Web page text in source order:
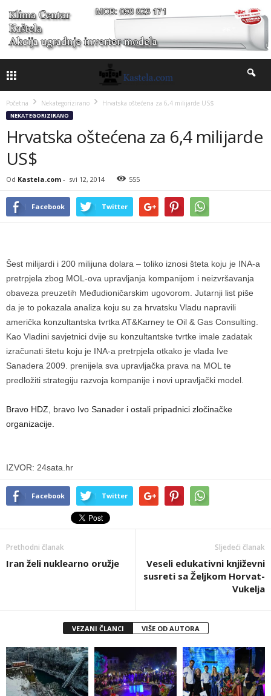
Početna Nekategorizirano Hrvatska oštećena za 6,4 milijarde US$
NEKATEGORIZIRANO
Hrvatska oštećena za 6,4 milijarde
US$
Od Kastela.com - svi 12, 2014 555
Facebook Twitter
Šest milijardi i 200 milijuna dolara – toliko iznosi šteta koju je INA-a
pretrpjela zbog MOL-ova upravljanja kompanijom i neizvršavanja
obaveza preuzetih Međudioničarskim ugovorom. Jutarnji list piše
da je to pokazala analiza koju su za hrvatsku Vladu napravili
američka konzultantska tvrtka AT&Karney te Oil & Gas Consulting.
Kao Vladini savjetnici dvije su konzultantske tvrtke imale zadatak
izračunati štetu koju je INA-a pretrpjela otkako je vlada Ive
Sanadera 2009. prenijela sva upravljačka prava na MOL te
predložiti strategiju razvoja kompanije i novi upravljački model.
Bravo HDZ, bravo Ivo Sanader i ostali pripadnici zločinačke
organizacije.
IZVOR: 24sata.hr
Facebook Twitter
Prethodni članak
Iran želi nuklearno oružje
Sljedeći članak
Veseli edukativni književni
susreti sa Željkom Horvat-
Vukelja
VEZANI ČLANCI VIŠE OD AUTORA